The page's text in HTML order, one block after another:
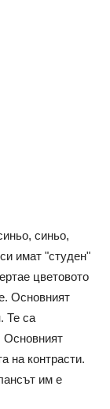
синьо,
имат "студен"
цветовото
Основният
Те са
Основният
на контрасти.
им е